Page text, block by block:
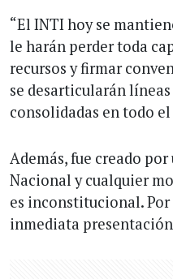
“El INTI hoy se
le harán perder toda
recursos y firmar
se desarticularán
consolidadas en todo
Además, fue creado
Nacional y cualquier
es inconstitucional. Por
inmediata